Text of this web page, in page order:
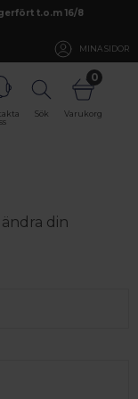
t.o.m 16/8
MINA SIDOR
Sök
0
Varukorg
din